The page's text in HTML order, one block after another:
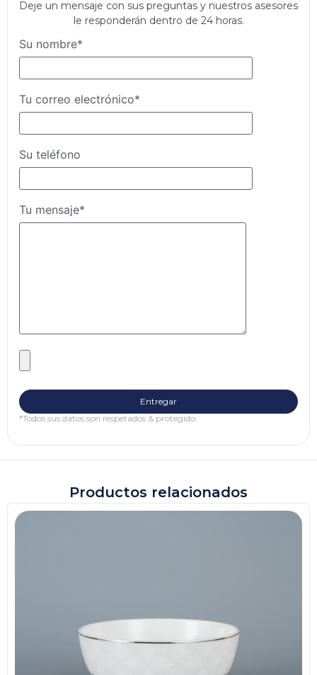
Deje un mensaje con sus preguntas y nuestros asesores
le responderán dentro de 24 horas.
Su nombre*
Tu correo electrónico*
Su teléfono
Tu mensaje*
*Todos sus datos son respetados & protegido.
Productos relacionados